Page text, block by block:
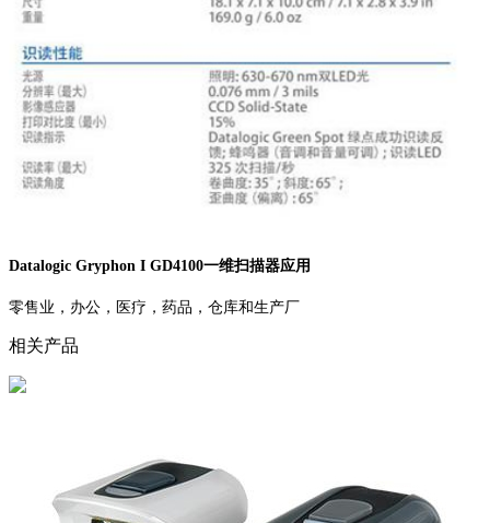
Datalogic Gryphon I GD4100一维扫描器应用
零售业，办公，医疗，药品，仓库和生产厂
相关产品